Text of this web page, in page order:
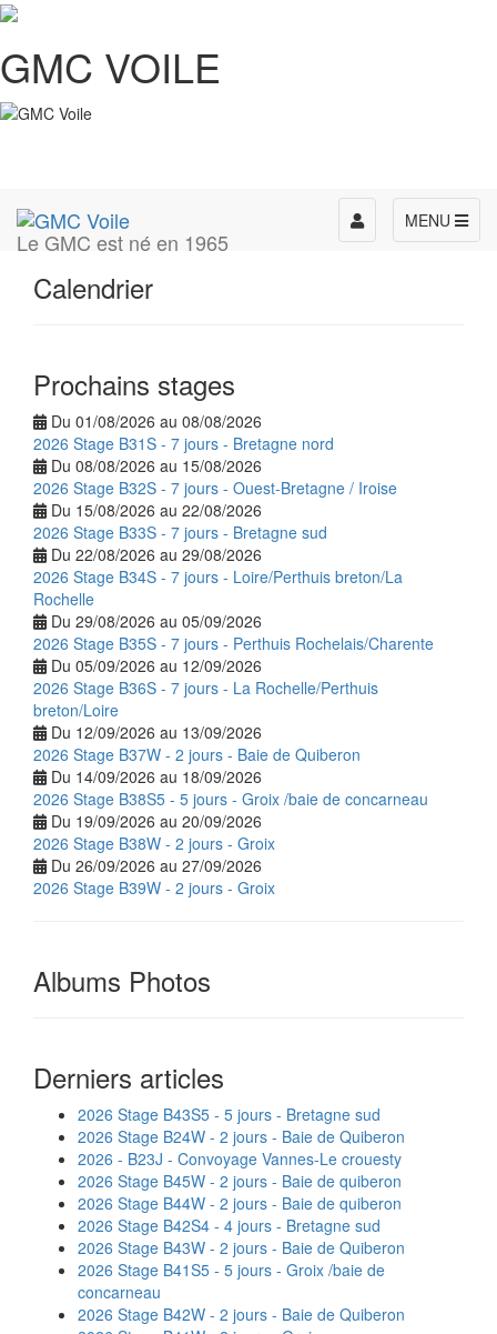
GMC VOILE
Le GMC est né en 1965
MENU
Toggle
navigation
Calendrier
Prochains stages
Du 01/08/2026 au 08/08/2026
2026 Stage B31S - 7 jours - Bretagne nord
Du 08/08/2026 au 15/08/2026
2026 Stage B32S - 7 jours - Ouest-Bretagne / Iroise
Du 15/08/2026 au 22/08/2026
2026 Stage B33S - 7 jours - Bretagne sud
Du 22/08/2026 au 29/08/2026
2026 Stage B34S - 7 jours - Loire/Perthuis breton/La
Rochelle
Du 29/08/2026 au 05/09/2026
2026 Stage B35S - 7 jours - Perthuis Rochelais/Charente
Du 05/09/2026 au 12/09/2026
2026 Stage B36S - 7 jours - La Rochelle/Perthuis
breton/Loire
Du 12/09/2026 au 13/09/2026
2026 Stage B37W - 2 jours - Baie de Quiberon
Du 14/09/2026 au 18/09/2026
2026 Stage B38S5 - 5 jours - Groix /baie de concarneau
Du 19/09/2026 au 20/09/2026
2026 Stage B38W - 2 jours - Groix
Du 26/09/2026 au 27/09/2026
2026 Stage B39W - 2 jours - Groix
Albums Photos
Derniers articles
2026 Stage B43S5 - 5 jours - Bretagne sud
2026 Stage B24W - 2 jours - Baie de Quiberon
2026 - B23J - Convoyage Vannes-Le crouesty
2026 Stage B45W - 2 jours - Baie de quiberon
2026 Stage B44W - 2 jours - Baie de quiberon
2026 Stage B42S4 - 4 jours - Bretagne sud
2026 Stage B43W - 2 jours - Baie de Quiberon
2026 Stage B41S5 - 5 jours - Groix /baie de
concarneau
2026 Stage B42W - 2 jours - Baie de Quiberon